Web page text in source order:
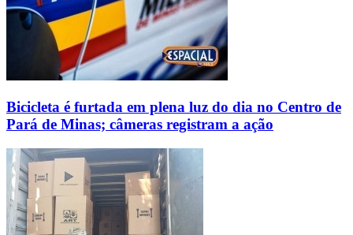
Bicicleta é furtada em plena luz do dia no Centro de
Pará de Minas; câmeras registram a ação